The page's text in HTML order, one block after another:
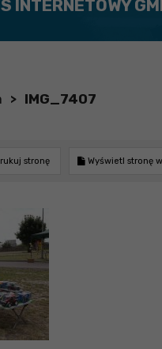
INTERNETOWY
> IMG_7407
stronę Wyświetl stronę